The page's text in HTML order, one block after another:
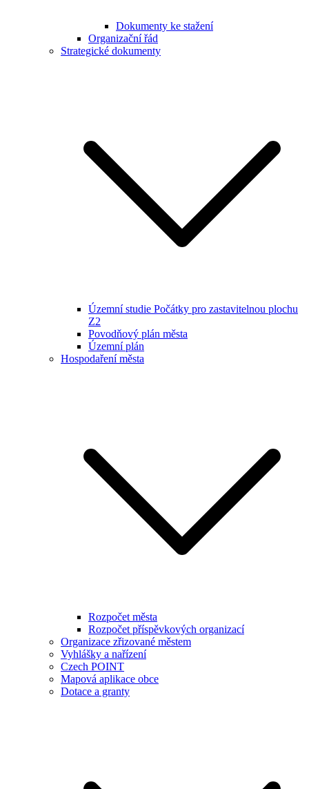
Dokumenty ke stažení
Organizační řád
Strategické dokumenty
Územní studie Počátky pro zastavitelnou plochu
Z2
Povodňový plán města
Územní plán
Hospodaření města
Rozpočet města
Rozpočet příspěvkových organizací
Organizace zřizované městem
Vyhlášky a nařízení
Czech POINT
Mapová aplikace obce
Dotace a granty